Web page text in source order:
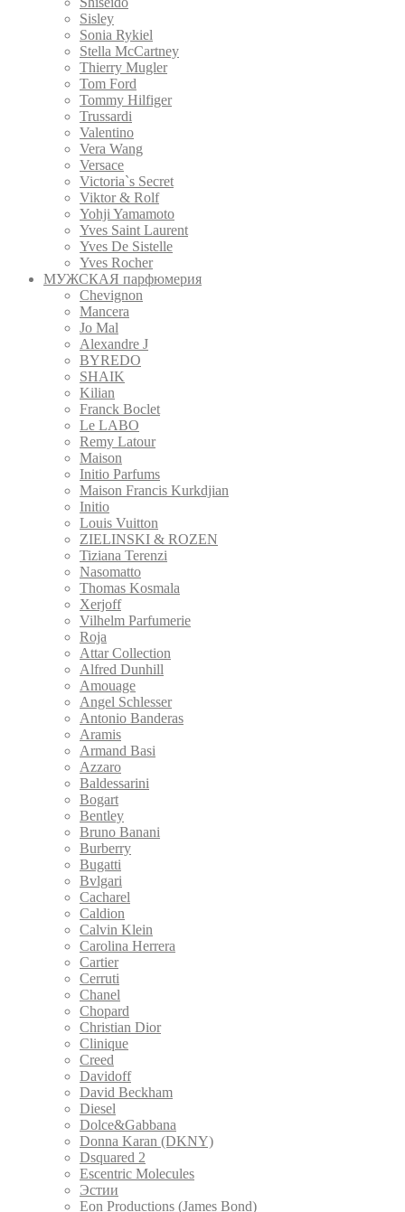
Sisley
Sonia Rykiel
Stella McCartney
Thierry Mugler
Tom Ford
Tommy Hilfiger
Trussardi
Valentino
Vera Wang
Versace
Victoria`s Secret
Viktor & Rolf
Yohji Yamamoto
Yves Saint Laurent
Yves De Sistelle
Yves Rocher
МУЖСКАЯ парфюмерия
Chevignon
Mancera
Jo Mal
Alexandre J
BYREDO
SHAIK
Kilian
Franck Boclet
Le LABO
Remy Latour
Maison
Initio Parfums
Maison Francis Kurkdjian
Initio
Louis Vuitton
ZIELINSKI & ROZEN
Tiziana Terenzi
Nasomatto
Thomas Kosmala
Xerjoff
Vilhelm Parfumerie
Roja
Attar Collection
Alfred Dunhill
Amouage
Angel Schlesser
Antonio Banderas
Aramis
Armand Basi
Azzaro
Baldessarini
Bogart
Bentley
Bruno Banani
Burberry
Bugatti
Bvlgari
Cacharel
Caldion
Calvin Klein
Carolina Herrera
Cartier
Cerruti
Chanel
Chopard
Christian Dior
Clinique
Creed
Davidoff
David Beckham
Diesel
Dolce&Gabbana
Donna Karan (DKNY)
Dsquared 2
Escentric Molecules
Эстии
Eon Productions (James Bond)